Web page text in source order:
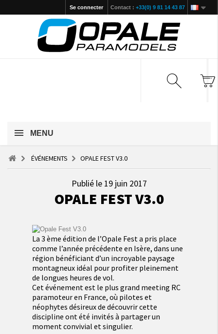
Contact : +33(0) 9 81 14 43 87
Se connecter
MENU
ÉVÉNEMENTS OPALE FEST V3.0
Publié le 19 juin 2017
OPALE FEST V3.0
La 3 ème édition de l’Opale Fest a pris place
comme l’année précédente en Isère, dans une
région bénéficiant d’un incroyable paysage
montagneux idéal pour profiter pleinement
de longues heures de vol.
Cet événement est le plus grand meeting RC
paramoteur en France, où pilotes et
néophytes désireux de découvrir cette
discipline ont été invités à partager un
moment convivial et singulier.